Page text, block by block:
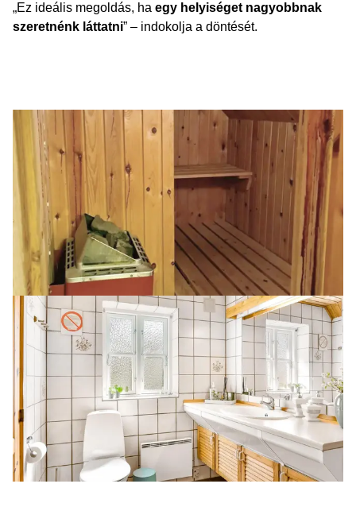
„Ez ideális megoldás, ha egy helyiséget nagyobbnak
szeretnénk láttatni” – indokolja a döntését.